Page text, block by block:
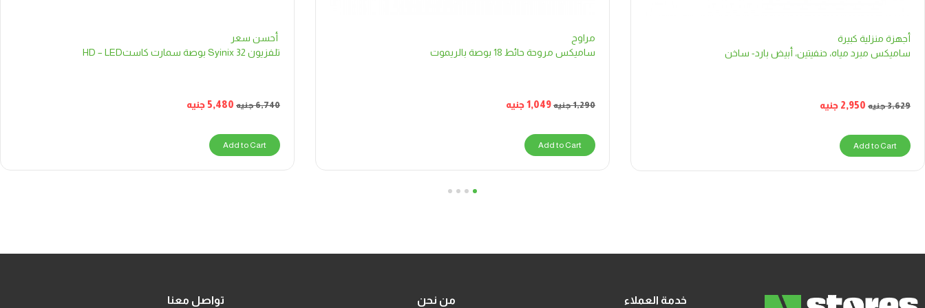
أجهزة منزلية كبيرة
ساميكس مبرد مياه، حنفيتين، أبيض بارد- ساخن
3,629جنيه 2,950 جنيه
Add to Cart
مراوح
ساميكس مروحة حائط 18 بوصة بالريموت
1,290جنيه 1,049جنيه
Add to Cart
أحسن سعر
تلفزيون Syinix 32 بوصة سمارت كاستHD – LED
6,740جنيه 5,480جنيه
Add to Cart
خدمة العملاء من نحن تواصل معنا